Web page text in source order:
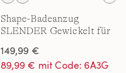
Shape-Badeanzug
SLENDER Gewickelt für
149,99 €
89,99 € mit Code: 6A3G